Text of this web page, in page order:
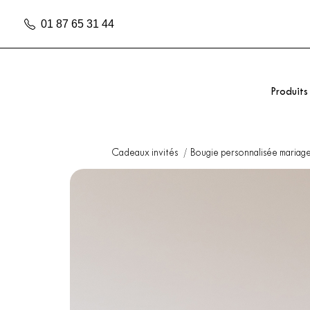
01 87 65 31 44
Produits
Cadeaux invités Bougie personnalisée